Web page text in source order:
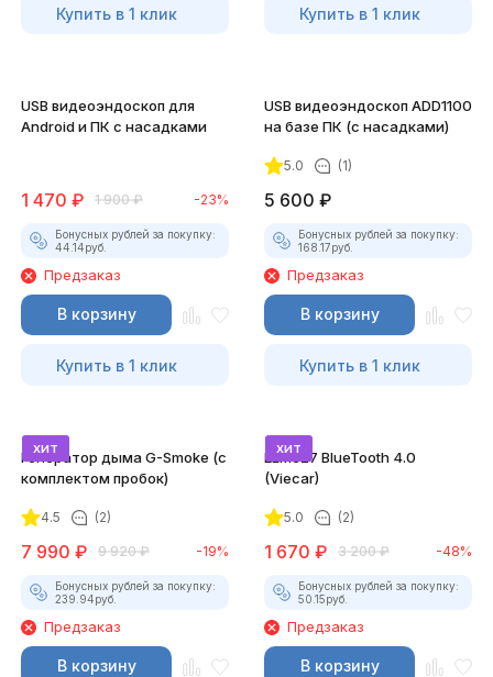
Купить в 1 клик Купить в 1 клик
USB видеоэндоскоп для
Android и ПК с насадками
1 470 ₽ 1 900 ₽ -23%
Бонусных рублей за покупку:
44.14руб.
Предзаказ
В корзину
Купить в 1 клик
USB видеоэндоскоп ADD1100
на базе ПК (с насадками)
5.0 (1)
5 600 ₽
Бонусных рублей за покупку:
168.17руб.
Предзаказ
В корзину
Купить в 1 клик
хит
Генератор дыма G-Smoke (c
комплектом пробок)
4.5 (2)
7 990 ₽ 9 920 ₽ -19%
Бонусных рублей за покупку:
239.94руб.
Предзаказ
В корзину
хит
ELM327 BlueTooth 4.0
(Viecar)
5.0 (2)
1 670 ₽ 3 200 ₽ -48%
Бонусных рублей за покупку:
50.15руб.
Предзаказ
В корзину